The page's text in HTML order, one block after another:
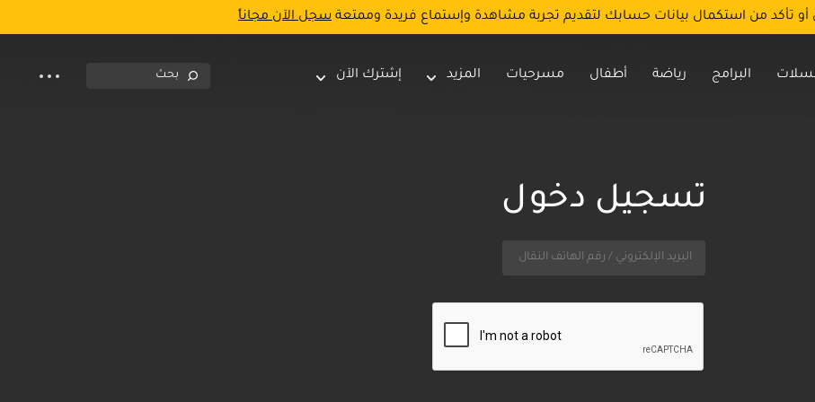
تأكد من استكمال بيانات حسابك لتقديم تجربة مشاهدة وإستماع فريدة وممتعة سجل الآن مجاناً
البرامج رياضة أطفال مسرحيات المزيد إشترك الآن
تسجيل دخول